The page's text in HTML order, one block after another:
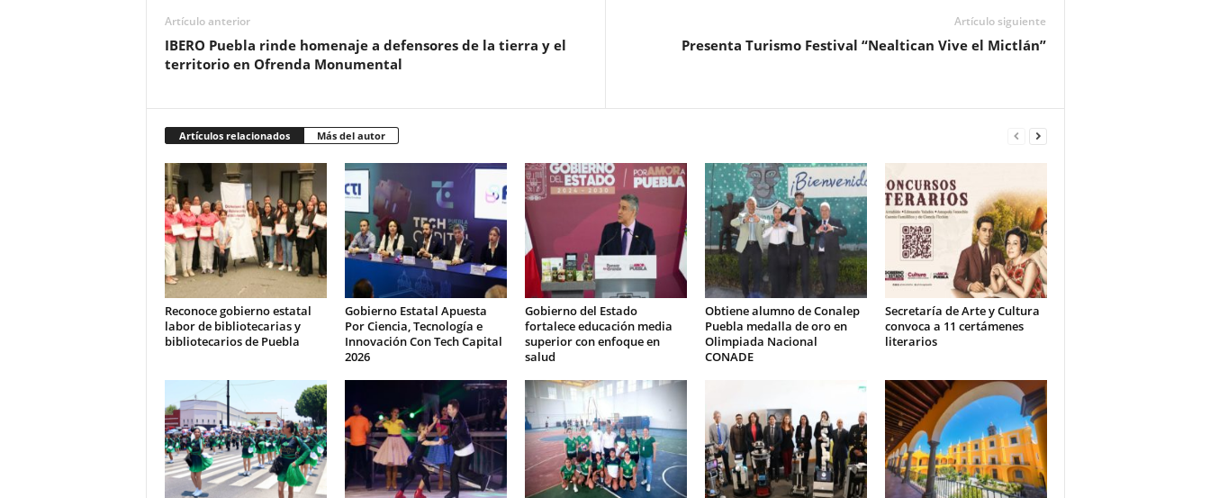
Artículo anterior
IBERO Puebla rinde homenaje a defensores de la tierra y el
territorio en Ofrenda Monumental
Artículo siguiente
Presenta Turismo Festival “Nealtican Vive el Mictlán”
Artículos relacionados Más del autor
Reconoce gobierno estatal
labor de bibliotecarias y
bibliotecarios de Puebla
Gobierno Estatal Apuesta
Por Ciencia, Tecnología e
Innovación Con Tech Capital
2026
Gobierno del Estado
fortalece educación media
superior con enfoque en
salud
Obtiene alumno de Conalep
Puebla medalla de oro en
Olimpiada Nacional
CONADE
Secretaría de Arte y Cultura
convoca a 11 certámenes
literarios